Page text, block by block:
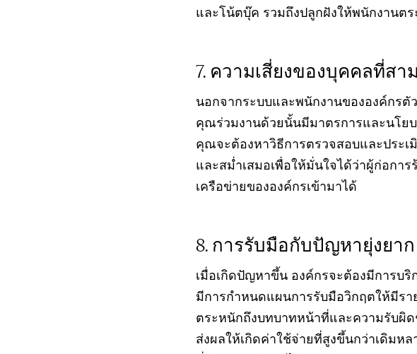
และโน้ตบุ๊ค รวมถึงปลูกฝังให้พนักงานต
ความเสี่ยงของบุคคลที่สา
นอกจากระบบและพนักงานขององค์กร
คุณร่วมงานด้วยนั้นมีมาตรการและนโย
คุณจะต้องหาวิธีการตรวจสอบและประ
และสม่ำเสมอเพื่อให้มั่นใจได้ว่าผู้ก่อกา
เครือข่ายขององค์กรเข้ามาได้
การรับมือกับปัญหายุ่งยาก
เมื่อเกิดปัญหาขึ้น องค์กรจะต้องมีการบ
มีการกำหนดแผนการรับมือวิกฤตให้มีร
ตระหนักถึงบทบาทหน้าที่และความรับผิด
ส่งผลให้เกิดค่าใช้จ่ายที่สูงขึ้นกว่าเดิมห